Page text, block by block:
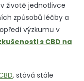
životě jednotlivce
způsobů léčby a
výzkumu v
s CBD na
, stává stále